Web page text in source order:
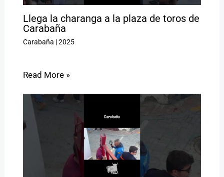
Llega la charanga a la plaza de toros de
Carabaña
Carabaña |2025
Read More »